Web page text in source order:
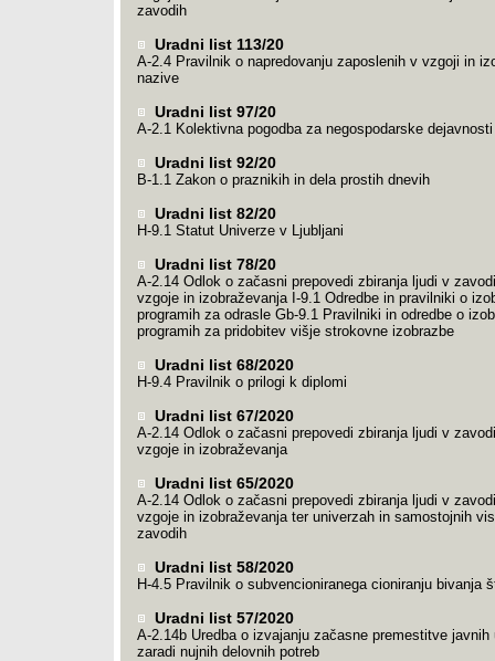
zavodih
Uradni list 113/20
A-2.4 Pravilnik o napredovanju zaposlenih v vzgoji in
nazive
Uradni list 97/20
A-2.1 Kolektivna pogodba za negospodarske dejavnosti
Uradni list 92/20
B-1.1 Zakon o praznikih in dela prostih dnevih
Uradni list 82/20
H-9.1 Statut Univerze v Ljubljani
Uradni list 78/20
A-2.14 Odlok o začasni prepovedi zbiranja ljudi v
vzgoje in izobraževanja I-9.1 Odredbe in pravilniki o
programih za odrasle Gb-9.1 Pravilniki in odredbe o
programih za pridobitev višje strokovne izobrazbe
Uradni list 68/2020
H-9.4 Pravilnik o prilogi k diplomi
Uradni list 67/2020
A-2.14 Odlok o začasni prepovedi zbiranja ljudi v
vzgoje in izobraževanja
Uradni list 65/2020
A-2.14 Odlok o začasni prepovedi zbiranja ljudi v
vzgoje in izobraževanja ter univerzah in samostojnih
zavodih
Uradni list 58/2020
H-4.5 Pravilnik o subvencioniranega cioniranju bivanja
Uradni list 57/2020
A-2.14b Uredba o izvajanju začasne premestitve javnih
zaradi nujnih delovnih potreb